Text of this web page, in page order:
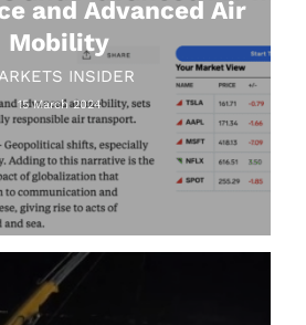
and Advanced Air
Mobility
INSIDER
15 March 2024